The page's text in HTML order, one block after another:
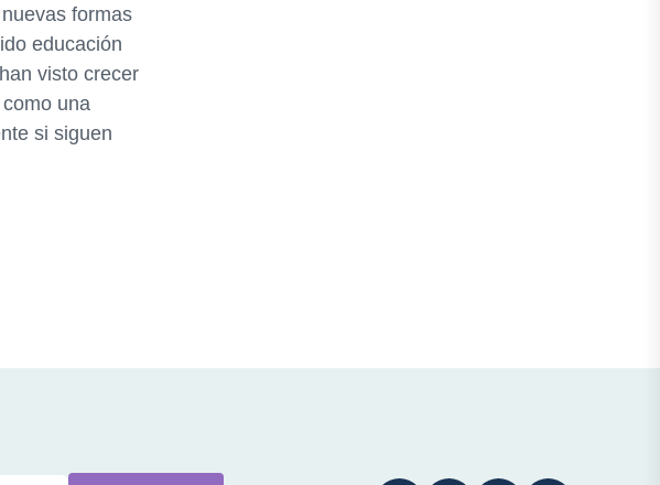
formas
educación
visto crecer
una
si siguen